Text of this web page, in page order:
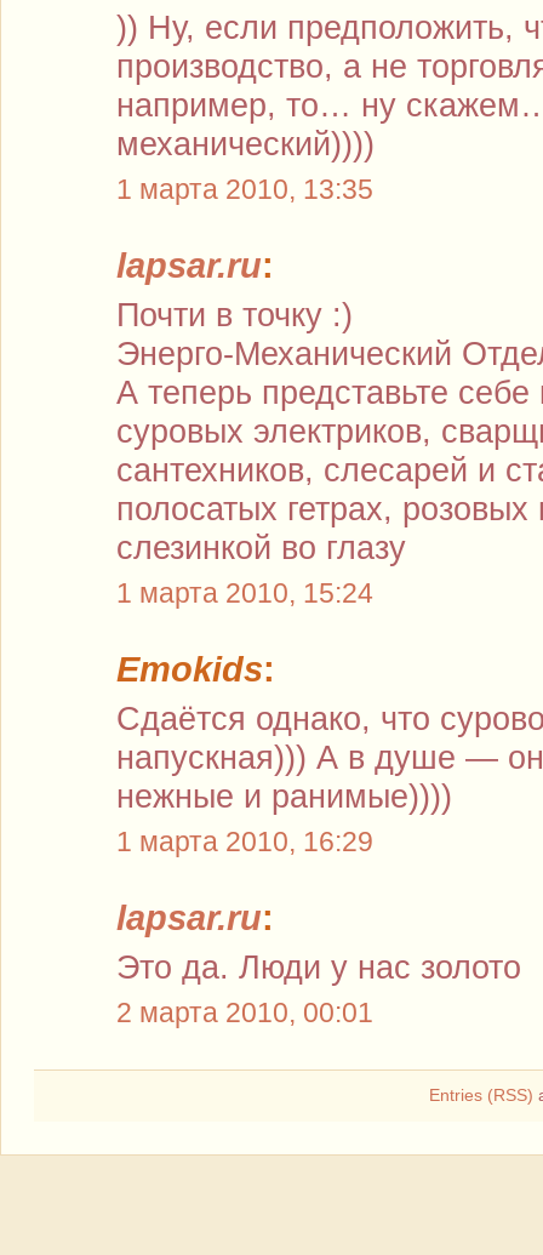
)) Ну, если предположить,
производство, а не
например, то… ну
механический))))
1 марта 2010, 13:35
lapsar.ru:
Почти в точку :)
Энерго-Механический
А теперь представьте
суровых электриков,
сантехников, слесарей и
полосатых гетрах, розовых
слезинкой во глазу
1 марта 2010, 15:24
Emokids:
Сдаётся однако, что
напускная))) А в душе —
нежные и ранимые))))
1 марта 2010, 16:29
lapsar.ru:
Это да. Люди у нас золото
2 марта 2010, 00:01
Entries (RSS)